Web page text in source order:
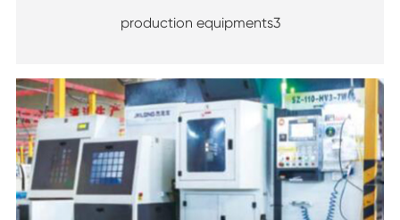
production equipments3